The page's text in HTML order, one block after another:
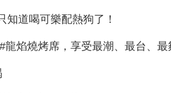
知道喝可樂配熱狗了！
焰燒烤席，享受最潮、最台、最